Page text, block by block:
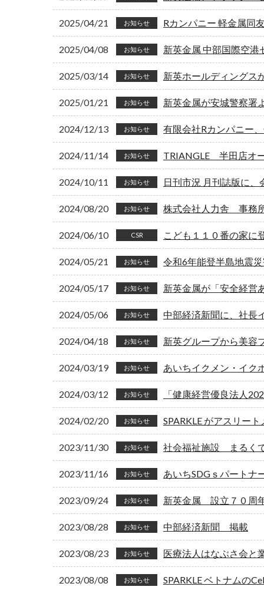
2025/04/21 お知らせ Rカンパニー 軽金属同
2025/04/08 お知らせ 新英金属 中部国際空港
2025/03/14 お知らせ 新英ホールディングス
2025/01/21 お知らせ 新英金属が安城警察署
2024/12/13 お知らせ 有限会社Rカンパニー
2024/11/14 お知らせ TRIANGLE 半田店オ
2024/10/11 お知らせ 日刊市況 月刊誌版に
2024/08/20 お知らせ 株式会社人力舎 事務
2024/06/10 CSR こども１１０番の家に
2024/05/21 お知らせ 令和6年能登半島地震
2024/05/17 お知らせ 新英金属が「安全経
2024/05/06 お知らせ 中部経済新聞に、社長
2024/04/18 お知らせ 新英グループから美容
2024/03/19 お知らせ あいちイクメン・イク
2024/03/12 お知らせ 「健康経営優良法人
2024/02/20 お知らせ SPARKLE がアスリー
2023/11/30 お知らせ 社会福祉施設 まるく
2023/11/16 お知らせ あいちSDGｓパートナ
2023/09/24 お知らせ 新英金属 設立７０周
2023/08/28 お知らせ 中部経済新聞 掲載
2023/08/23 お知らせ 医療法人はなぶさ会と
2023/08/08 お知らせ SPARKLE ベトナムの